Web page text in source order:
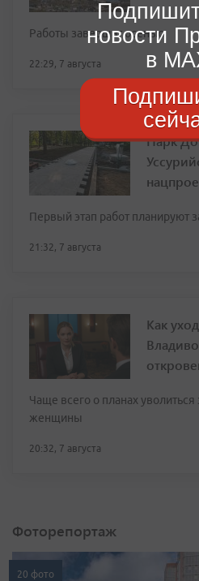
Работы завершат осенью
22:29, 7 августа
Парк
Первый этап работ планируют
21:32, 7 августа
Как
Чаще всего о планах уволиться
женщины
20:32, 7 августа
Фоторепортаж
20 фото
новости
в